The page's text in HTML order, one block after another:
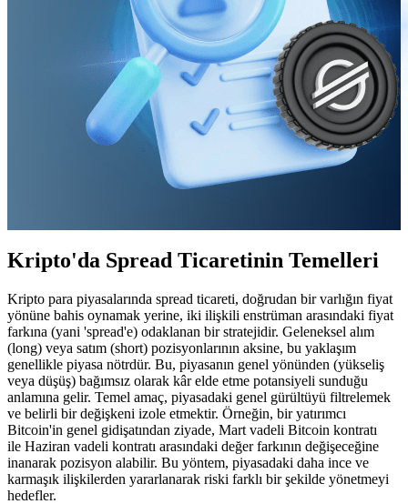
Kripto'da Spread Ticaretinin Temelleri
Kripto para piyasalarında spread ticareti, doğrudan bir varlığın fiyat
yönüne bahis oynamak yerine, iki ilişkili enstrüman arasındaki fiyat
farkına (yani 'spread'e) odaklanan bir stratejidir. Geleneksel alım
(long) veya satım (short) pozisyonlarının aksine, bu yaklaşım
genellikle piyasa nötrdür. Bu, piyasanın genel yönünden (yükseliş
veya düşüş) bağımsız olarak kâr elde etme potansiyeli sunduğu
anlamına gelir. Temel amaç, piyasadaki genel gürültüyü filtrelemek
ve belirli bir değişkeni izole etmektir. Örneğin, bir yatırımcı
Bitcoin'in genel gidişatından ziyade, Mart vadeli Bitcoin kontratı
ile Haziran vadeli kontratı arasındaki değer farkının değişeceğine
inanarak pozisyon alabilir. Bu yöntem, piyasadaki daha ince ve
karmaşık ilişkilerden yararlanarak riski farklı bir şekilde yönetmeyi
hedefler.